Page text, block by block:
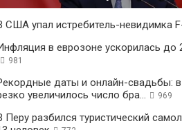
США упал истребитель-невидимка
в еврозоне ускорилась до
981
даты и онлайн-свадьбы: в
увеличилось число бра...
969
Перу разбился туристический